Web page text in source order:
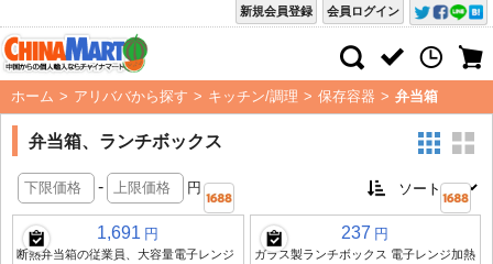
会員ログイン
新規会員登録
ホーム > アリババから探す > キッチン/調理 > 保存容器 > 弁当箱
弁当箱、ランチボックス
- 円
1,691 円
断熱弁当箱の従業員、大容量電子レンジ
237 円
ガラス製ランチボックス 電子レンジ加熱